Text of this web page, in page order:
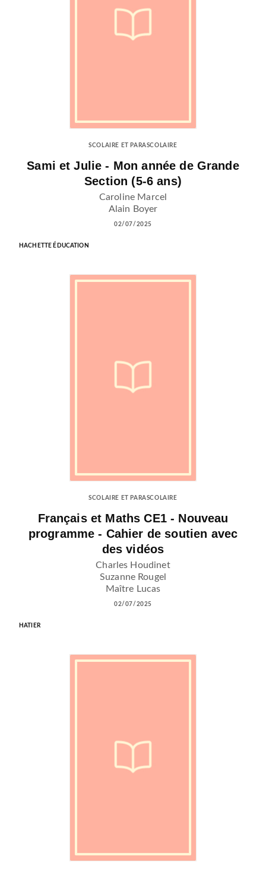
SCOLAIRE ET PARASCOLAIRE
Sami et Julie - Mon année de Grande
Section (5-6 ans)
Caroline Marcel
Alain Boyer
02/07/2025
HACHETTE ÉDUCATION
SCOLAIRE ET PARASCOLAIRE
Français et Maths CE1 - Nouveau
programme - Cahier de soutien avec
des vidéos
Charles Houdinet
Suzanne Rougel
Maître Lucas
02/07/2025
HATIER